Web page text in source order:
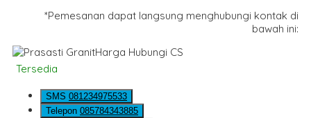
*Pemesanan dapat langsung menghubungi kontak di
bawah ini:
Harga Hubungi CS
Tersedia
SMS 081234975533
Telepon 085784343885